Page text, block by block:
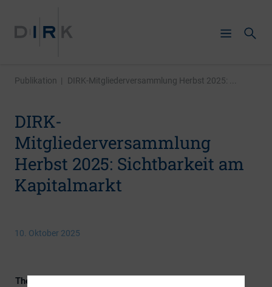
Publikation | DIRK-Mitgliederversammlung Herbst 2025: ...
DIRK-
Mitgliederversammlung
Herbst 2025: Sichtbarkeit am
Kapitalmarkt
10. Oktober 2025
Themengebiete